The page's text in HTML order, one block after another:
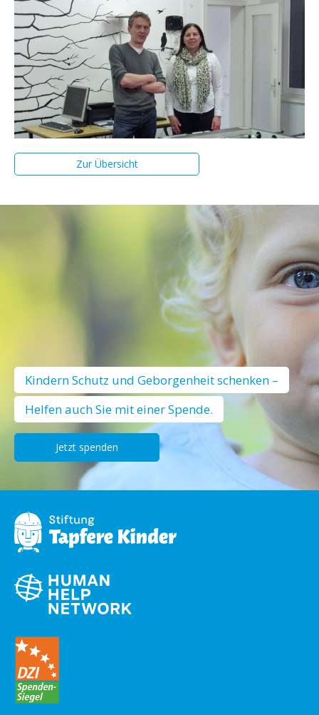
Zur Übersicht
Kindern Schutz und Geborgenheit schenken –
Helfen auch Sie mit einer Spende.
Jetzt spenden